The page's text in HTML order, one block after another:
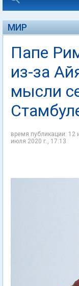
МИР
Папе
из-за
мысли
время публикации: 12
июля 2020 г., 17:13